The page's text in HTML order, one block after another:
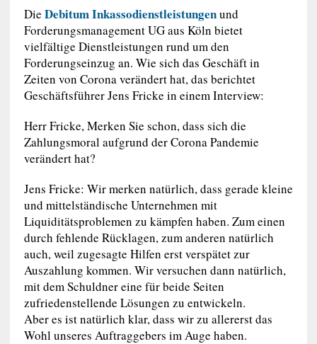
Die Debitum Inkassodienstleistungenund
Forderungsmanagement UG aus Köln bietet
vielfältige Dienstleistungen rund um den
Forderungseinzug an. Wie sich das Geschäft in
Zeiten von Corona verändert hat, das berichtet
Geschäftsführer Jens Fricke in einem Interview:
Herr Fricke, Merken Sie schon, dass sich die
Zahlungsmoral aufgrund der Corona Pandemie
verändert hat?
Jens Fricke: Wir merken natürlich, dass gerade kleine
und mittelständische Unternehmen mit
Liquiditätsproblemen zu kämpfen haben. Zum einen
durch fehlende Rücklagen, zum anderen natürlich
auch, weil zugesagte Hilfen erst verspätet zur
Auszahlung kommen. Wir versuchen dann natürlich,
mit dem Schuldner eine für beide Seiten
zufriedenstellende Lösungen zu entwickeln.
Aber es ist natürlich klar, dass wir zu allererst das
Wohl unseres Auftraggebers im Auge haben.